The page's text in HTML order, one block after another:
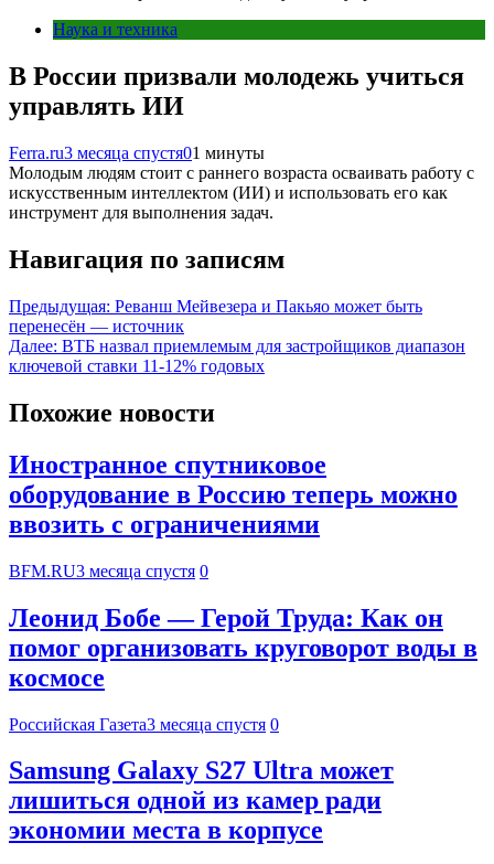
Наука и техника
В России призвали молодежь учиться
управлять ИИ
Ferra.ru3 месяца спустя01 минуты
Молодым людям стоит с раннего возраста осваивать работу с
искусственным интеллектом (ИИ) и использовать его как
инструмент для выполнения задач.
Навигация по записям
Предыдущая: Реванш Мейвезера и Пакьяо может быть
перенесён — источник
Далее: ВТБ назвал приемлемым для застройщиков диапазон
ключевой ставки 11-12% годовых
Похожие новости
Иностранное спутниковое
оборудование в Россию теперь можно
ввозить с ограничениями
BFM.RU3 месяца спустя 0
Леонид Бобе — Герой Труда: Как он
помог организовать круговорот воды в
космосе
Российская Газета3 месяца спустя 0
Samsung Galaxy S27 Ultra может
лишиться одной из камер ради
экономии места в корпусе